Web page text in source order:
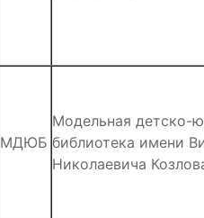
МДЮБ
Модельная детско-
библиотека имени
Николаевича